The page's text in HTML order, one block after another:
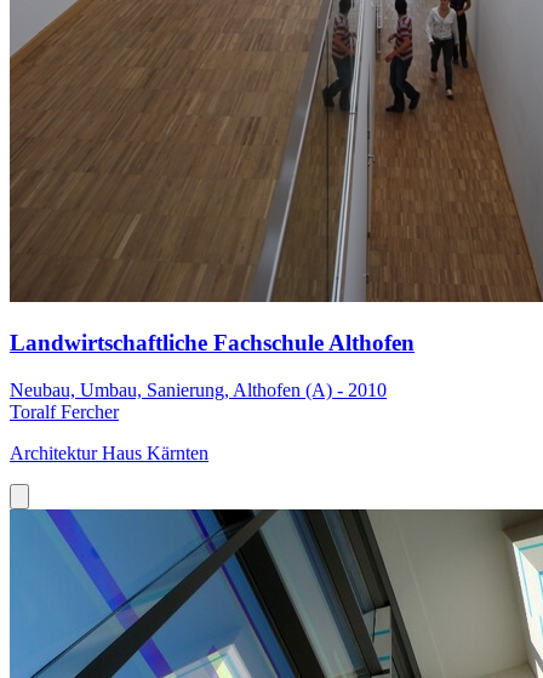
Landwirtschaftliche Fachschule Althofen
Neubau, Umbau, Sanierung, Althofen (A) - 2010
Toralf Fercher
Architektur Haus Kärnten